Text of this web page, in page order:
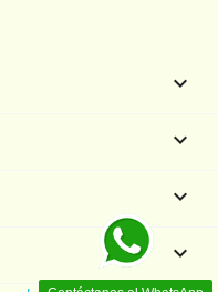



keyboard_arrow_down